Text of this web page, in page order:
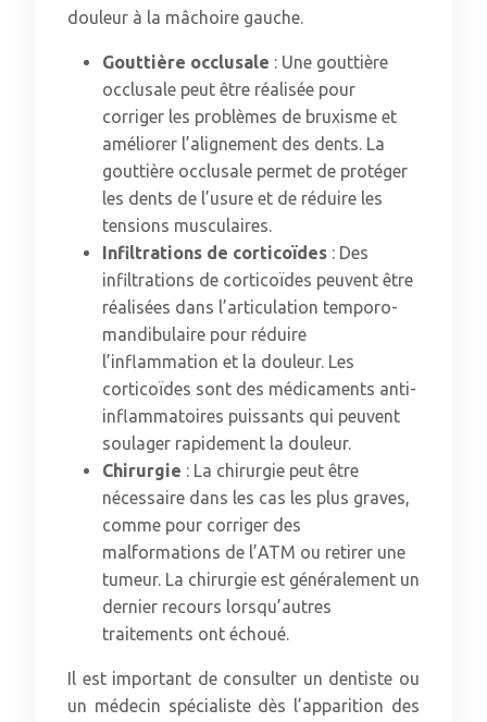
douleur à la mâchoire gauche.
Gouttière occlusale : Une gouttière
occlusale peut être réalisée pour
corriger les problèmes de bruxisme et
améliorer l’alignement des dents. La
gouttière occlusale permet de protéger
les dents de l’usure et de réduire les
tensions musculaires.
Infiltrations de corticoïdes : Des
infiltrations de corticoïdes peuvent être
réalisées dans l’articulation temporo-
mandibulaire pour réduire
l’inflammation et la douleur. Les
corticoïdes sont des médicaments anti-
inflammatoires puissants qui peuvent
soulager rapidement la douleur.
Chirurgie : La chirurgie peut être
nécessaire dans les cas les plus graves,
comme pour corriger des
malformations de l’ATM ou retirer une
tumeur. La chirurgie est généralement un
dernier recours lorsqu’autres
traitements ont échoué.
Il est important de consulter un dentiste ou
un médecin spécialiste dès l’apparition des